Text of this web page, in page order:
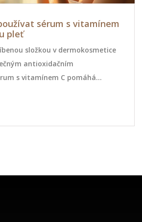
sérum s vitamínem
pleť
složkou v dermokosmetice
antioxidačním
s vitamínem C pomáhá
pokožky. V tomto článku se